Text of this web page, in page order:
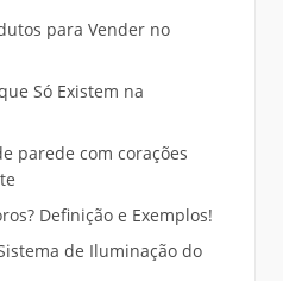
para Vender no
Só Existem na
parede com corações
Definição e Exemplos!
de Iluminação do